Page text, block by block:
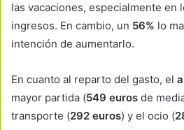
las vacaciones, especialmente en
ingresos. En cambio, un 56% lo
intención de aumentarlo.
En cuanto al reparto del gasto, el
mayor partida (549 euros de
transporte (292 euros) y el ocio (